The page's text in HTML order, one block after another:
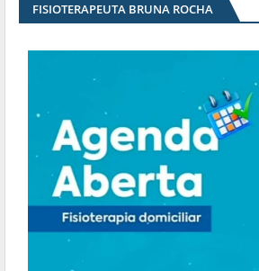
FISIOTERAPEUTA BRUNA ROCHA